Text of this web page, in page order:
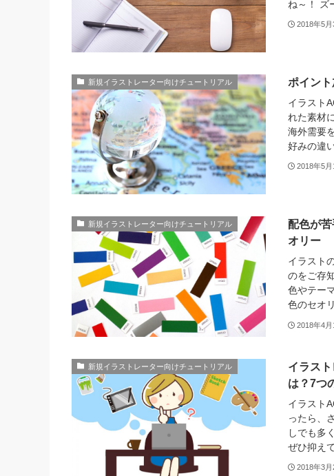
ね～！ ズ
2018年5月
新規イラストレーター向けチュートリアル ポイン
イラスト
れた素材
海外需要
好みの違
2018年5月
新規イラストレーター向けチュートリアル
配色が
オリー
イラスト
のをご存
色やテー
色のセオ
2018年4月
新規イラストレーター向けチュートリアル
イラス
は？7つ
イラスト
ったら、
しでも多
ぜひ抑え
2018年3月